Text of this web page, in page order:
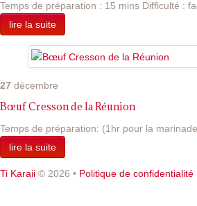
Temps de préparation : 15 mins Difficulté :
lire la suite
27 décembre
Bœuf Cresson de la Réunion
Temps de préparation: (1hr pour la
lire la suite
Ti Karaii © 2026 • Politique de confidentialité